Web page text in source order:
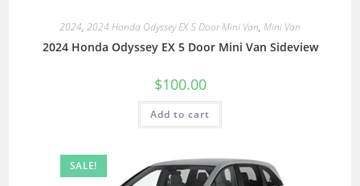
2024, 2024 Honda Odyssey EX 5 Door Mini Van, Mini Van
2024 Honda Odyssey EX 5 Door Mini Van Sideview
$100.00
Add to cart
SALE!